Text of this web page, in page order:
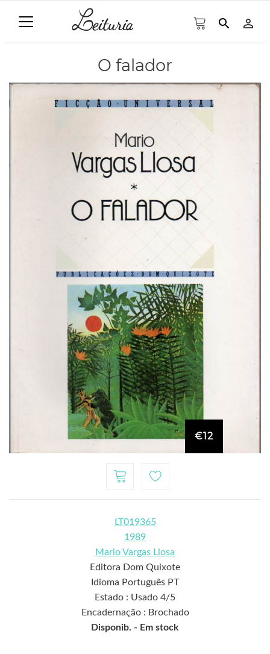
search person_outline
O falador
€12
LT019365
1989
Mario Vargas Llosa
Editora Dom Quixote
Idioma Português PT
Estado : Usado 4/5
Encadernação : Brochado
Disponib. - Em stock